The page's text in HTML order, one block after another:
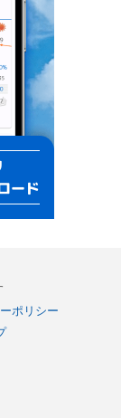
ポリシー